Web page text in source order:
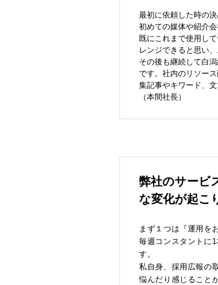
最初に依頼した時の
初めての媒体や紹介
既にこれまで使用し
レンジできると思い
その後も継続して白
です。社内のリソー
集記事やキワード、
（本間社長）
弊社のサービ
な変化が起こ
まず１つは『運用を
毎週コンスタントに
す。
私自身、採用広報の
悩んだり感じること